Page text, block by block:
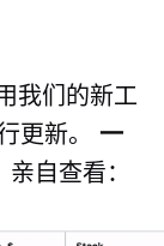
我们的新工
更新。 一
自查看：